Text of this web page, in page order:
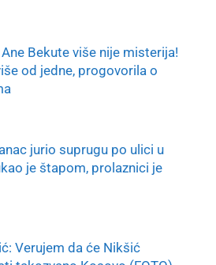
Bekute više nije misterija!
od jedne, progovorila o
jurio suprugu po ulici u
je štapom, prolaznici je
Verujem da će Nikšić